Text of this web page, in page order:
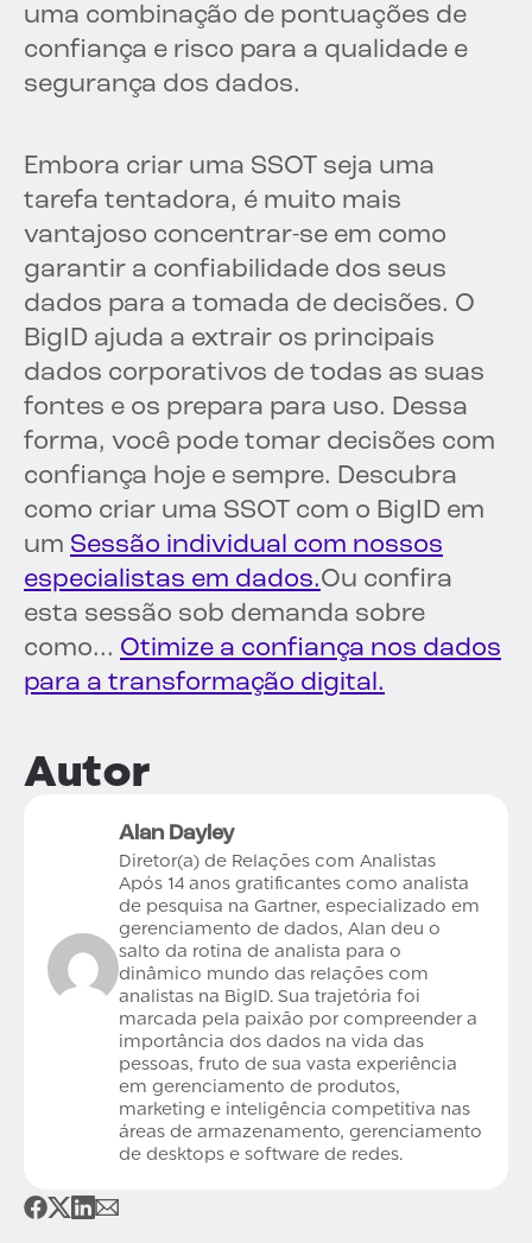
uma combinação de pontuações de
confiança e risco para a qualidade e
segurança dos dados.
Embora criar uma SSOT seja uma
tarefa tentadora, é muito mais
vantajoso concentrar-se em como
garantir a confiabilidade dos seus
dados para a tomada de decisões. O
BigID ajuda a extrair os principais
dados corporativos de todas as suas
fontes e os prepara para uso. Dessa
forma, você pode tomar decisões com
confiança hoje e sempre. Descubra
como criar uma SSOT com o BigID em
um Sessão individual com nossos
especialistas em dados.Ou confira
esta sessão sob demanda sobre
como... Otimize a confiança nos dados
para a transformação digital.
Autor
Alan Dayley
Diretor(a) de Relações com Analistas
Após 14 anos gratificantes como analista
de pesquisa na Gartner, especializado em
gerenciamento de dados, Alan deu o
salto da rotina de analista para o
dinâmico mundo das relações com
analistas na BigID. Sua trajetória foi
marcada pela paixão por compreender a
importância dos dados na vida das
pessoas, fruto de sua vasta experiência
em gerenciamento de produtos,
marketing e inteligência competitiva nas
áreas de armazenamento, gerenciamento
de desktops e software de redes.